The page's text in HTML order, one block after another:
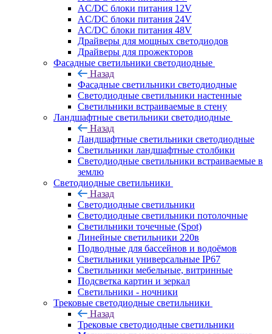
AC/DC блоки питания 12V
AC/DC блоки питания 24V
AC/DC блоки питания 48V
Драйверы для мощных светодиодов
Драйверы для прожекторов
Фасадные светильники светодиодные
Назад
Фасадные светильники светодиодные
Светодиодные светильники настенные
Светильники встраиваемые в стену
Ландшафтные светильники светодиодные
Назад
Ландшафтные светильники светодиодные
Светильники ландшафтные столбики
Светодиодные светильники встраиваемые в
землю
Светодиодные светильники
Назад
Светодиодные светильники
Светодиодные светильники потолочные
Светильники точечные (Spot)
Линейные светильники 220в
Подводные для бассейнов и водоёмов
Светильники универсальные IP67
Светильники мебельные, витринные
Подсветка картин и зеркал
Светильники - ночники
Трековые светодиодные светильники
Назад
Трековые светодиодные светильники